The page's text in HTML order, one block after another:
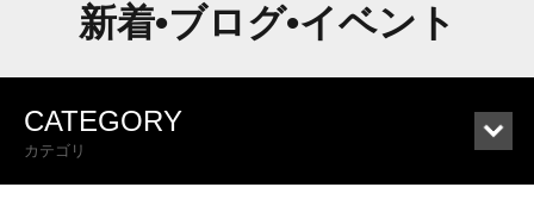
新着•ブログ•イベント
CATEGORY
カテゴリ